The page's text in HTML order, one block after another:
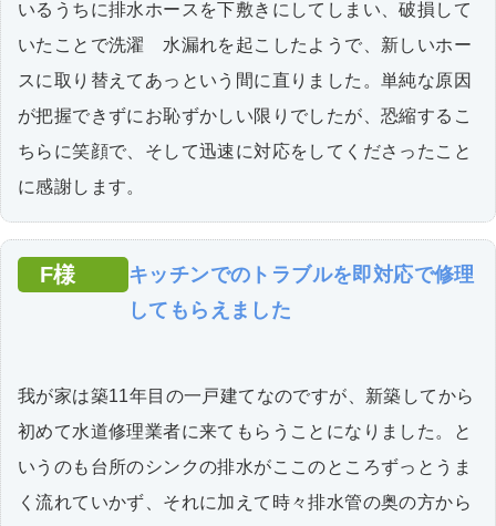
いるうちに排水ホースを下敷きにしてしまい、破損して
いたことで洗濯 水漏れを起こしたようで、新しいホー
スに取り替えてあっという間に直りました。単純な原因
が把握できずにお恥ずかしい限りでしたが、恐縮するこ
ちらに笑顔で、そして迅速に対応をしてくださったこと
に感謝します。
キッチンでのトラブルを即対応で修理
してもらえました
F様
我が家は築11年目の一戸建てなのですが、新築してから
初めて水道修理業者に来てもらうことになりました。と
いうのも台所のシンクの排水がここのところずっとうま
く流れていかず、それに加えて時々排水管の奥の方から